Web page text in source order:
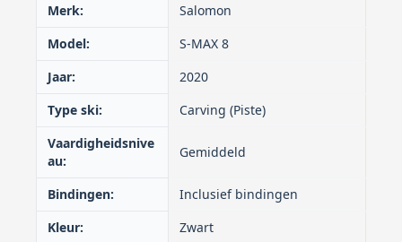
Merk:
Salomon
Model:
S-MAX 8
Jaar:
2020
Type ski:
Carving (Piste)
Vaardigheidsnive
au:
Gemiddeld
Bindingen:
Inclusief bindingen
Kleur:
Zwart